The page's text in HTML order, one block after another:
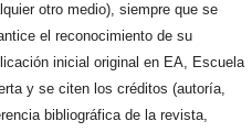
otro medio), siempre que se
el reconocimiento de su
inicial original en EA, Escuela
y se citen los créditos (autoría,
bibliográfica de la revista,